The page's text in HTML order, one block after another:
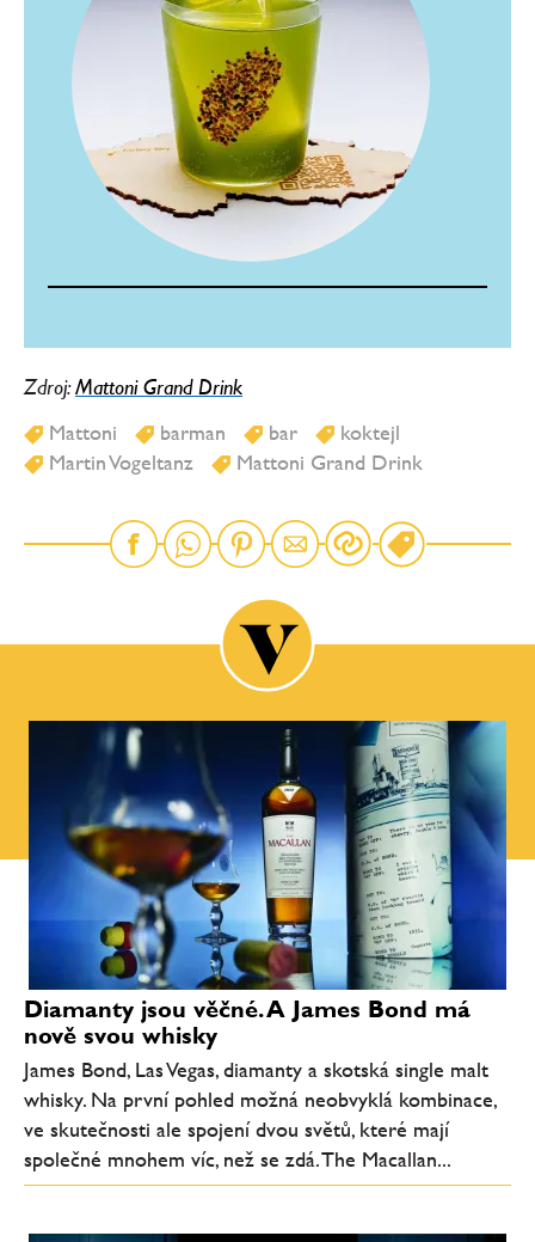
Zdroj:Mattoni Grand Drink
Mattoni
barman bar
koktejl
Martin Vogeltanz
Mattoni Grand Drink
Diamanty jsou věčné. A James Bond má
nově svou whisky
James Bond, Las Vegas, diamanty a skotská single malt
whisky. Na první pohled možná neobvyklá kombinace,
ve skutečnosti ale spojení dvou světů, které mají
společné mnohem víc, než se zdá. The Macallan...